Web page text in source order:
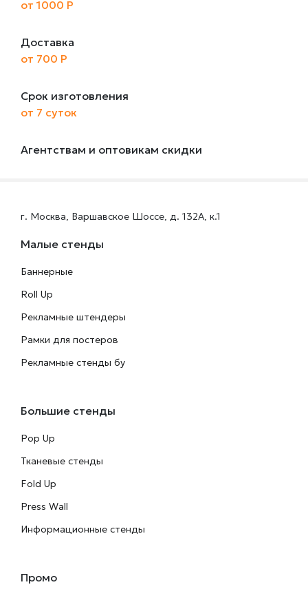
от 1000 Р
Доставка
от 700 Р
Срок изготовления
от 7 суток
Агентствам и оптовикам скидки
г. Москва, Варшавское Шоссе, д. 132А, к.1
Малые стенды
Баннерные
Roll Up
Рекламные штендеры
Рамки для постеров
Рекламные стенды бу
Большие стенды
Pop Up
Тканевые стенды
Fold Up
Press Wall
Информационные стенды
Промо